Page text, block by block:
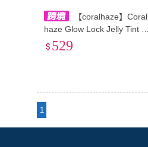
【coralhaze】Coral
haze Glow Lock Jelly Tint 1
0 色529
1